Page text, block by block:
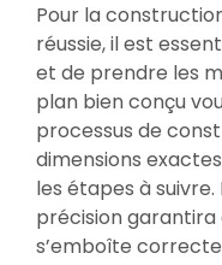
Pour la
réussie, il est
et de prendre les
plan bien conçu
processus de
dimensions
les étapes à
précision
s’emboîte